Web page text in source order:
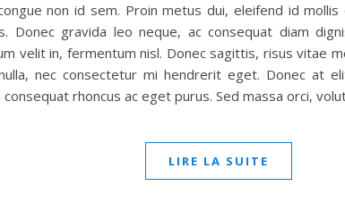
non id sem. Proin metus dui, eleifend id
Donec gravida leo neque, ac consequat diam
velit in, fermentum nisl. Donec sagittis, risus vitae
nec consectetur mi hendrerit eget. Donec at
rhoncus ac eget purus. Sed massa orci,
LIRE LA SUITE